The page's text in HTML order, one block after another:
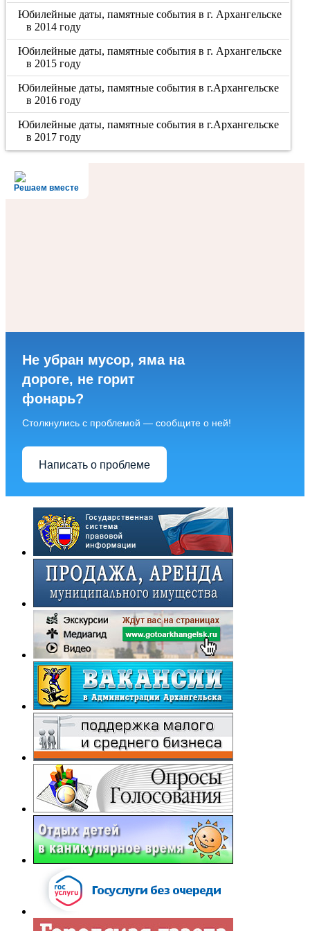
Юбилейные даты, памятные события в г. Архангельске
в 2014 году
Юбилейные даты, памятные события в г. Архангельске
в 2015 году
Юбилейные даты, памятные события в г.Архангельске
в 2016 году
Юбилейные даты, памятные события в г.Архангельске
в 2017 году
Решаем вместе
Не убран мусор, яма на
дороге, не горит
фонарь?
Столкнулись с проблемой — сообщите о ней!
Написать о проблеме